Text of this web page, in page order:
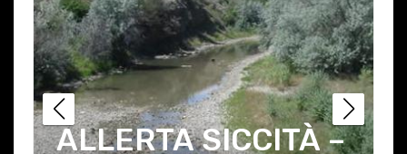
TRASPORTO IN